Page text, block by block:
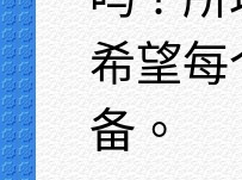
希望
备。